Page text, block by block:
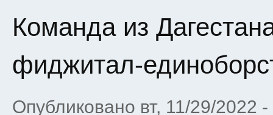
Команда из
фиджитал-
Опубликовано вт, 11/29/2022